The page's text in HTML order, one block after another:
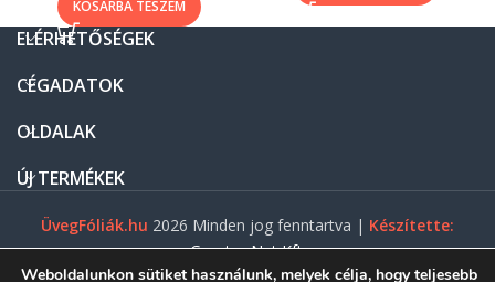
KOSÁRBA TESZEM
ELÉRHETŐSÉGEK
CÉGADATOK
OLDALAK
ÚJ TERMÉKEK
ÜvegFóliák.hu 2026 Minden jog fenntartva | Készítette:
Gasztro Net Kft.
Weboldalunkon sütiket használunk, melyek célja, hogy teljesebb